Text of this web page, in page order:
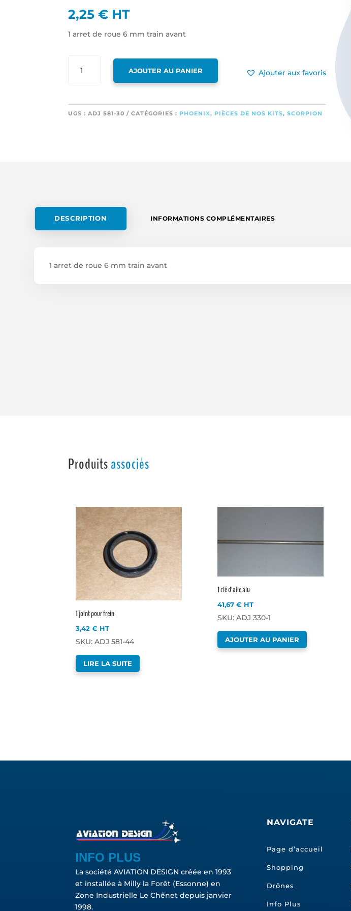
2,25€ HT
1 arret de roue 6 mm train avant
AJOUTER AU PANIER Ajouter aux favoris
UGS :ADJ 581-30 CATÉGORIES : PHOENIX, PIÈCES DE NOS KITS,SCORPION
DESCRIPTION INFORMATIONS COMPLÉMENTAIRES
1 arret de roue 6 mm train avant
Produitsassociés
1 joint pour frein
3,42€ HT
SKU: ADJ 581-44
LIRE LA SUITE
1 clé d’aile alu
41,67€ HT
SKU: ADJ 330-1
AJOUTER AU PANIER
INFO PLUS
La société AVIATION DESIGN créée en 1993
et installée à Milly la Forêt (Essonne) en
Zone Industrielle Le Chênet depuis janvier
1998.
NAVIGATE
Page d’accueil
Shopping
Drônes
Info Plus